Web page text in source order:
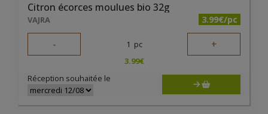
Citron écorces moulues bio 32g
VAJRA 3.99€/pc
- 1 pc +
3.99€
Réception souhaitée le